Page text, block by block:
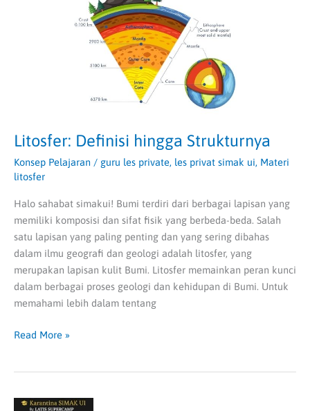
Litosfer: Definisi hingga Strukturnya
Konsep Pelajaran / guru les private, les privat simak ui, Materi
litosfer
Halo sahabat simakui! Bumi terdiri dari berbagai lapisan yang
memiliki komposisi dan sifat fisik yang berbeda-beda. Salah
satu lapisan yang paling penting dan yang sering dibahas
dalam ilmu geografi dan geologi adalah litosfer, yang
merupakan lapisan kulit Bumi. Litosfer memainkan peran kunci
dalam berbagai proses geologi dan kehidupan di Bumi. Untuk
memahami lebih dalam tentang
Read More »
Belajar